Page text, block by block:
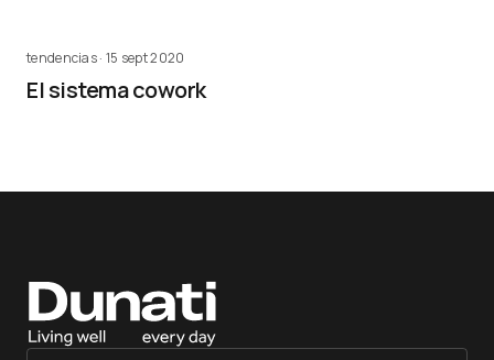
tendencias · 15 sept 2020
El sistema cowork